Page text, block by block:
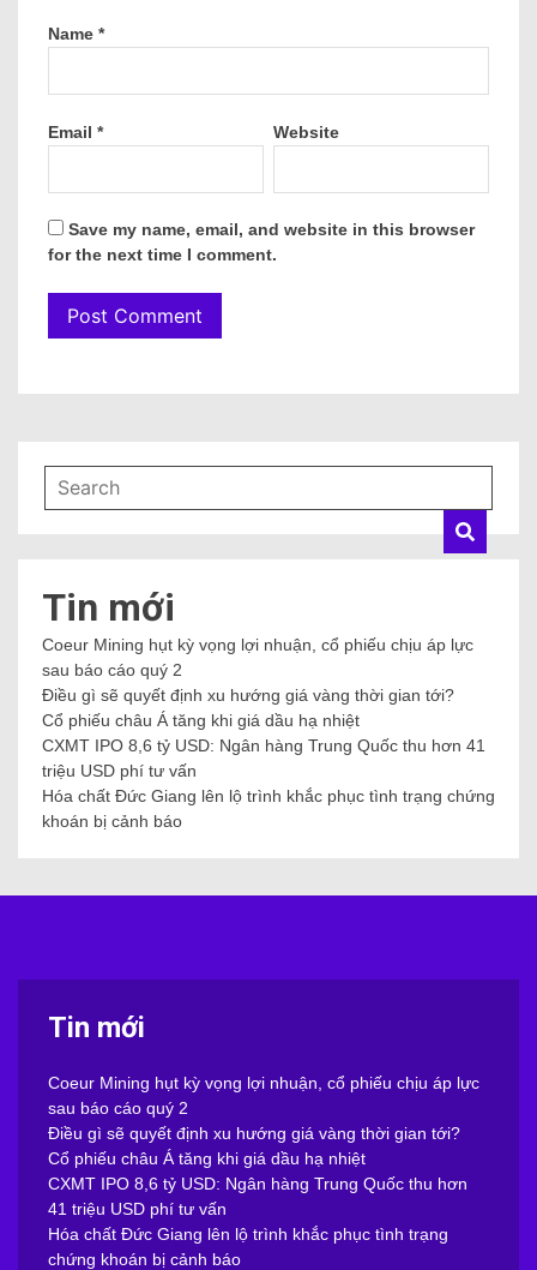
Name *
Email * Website
Save my name, email, and website in this browser
for the next time I comment.
Tin mới
Coeur Mining hụt kỳ vọng lợi nhuận, cổ phiếu chịu áp lực
sau báo cáo quý 2
Điều gì sẽ quyết định xu hướng giá vàng thời gian tới?
Cổ phiếu châu Á tăng khi giá dầu hạ nhiệt
CXMT IPO 8,6 tỷ USD: Ngân hàng Trung Quốc thu hơn 41
triệu USD phí tư vấn
Hóa chất Đức Giang lên lộ trình khắc phục tình trạng chứng
khoán bị cảnh báo
Tin mới
Coeur Mining hụt kỳ vọng lợi nhuận, cổ phiếu chịu áp lực
sau báo cáo quý 2
Điều gì sẽ quyết định xu hướng giá vàng thời gian tới?
Cổ phiếu châu Á tăng khi giá dầu hạ nhiệt
CXMT IPO 8,6 tỷ USD: Ngân hàng Trung Quốc thu hơn
41 triệu USD phí tư vấn
Hóa chất Đức Giang lên lộ trình khắc phục tình trạng
chứng khoán bị cảnh báo